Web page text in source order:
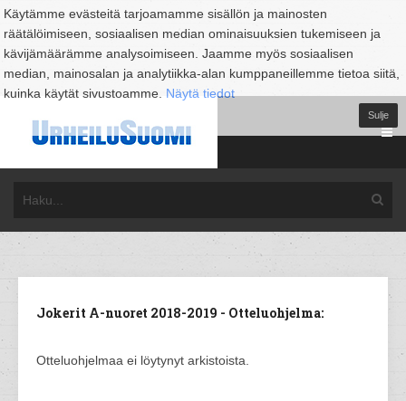
Käytämme evästeitä tarjoamamme sisällön ja mainosten
räätälöimiseen, sosiaalisen median ominaisuuksien tukemiseen ja
kävijämäärämme analysoimiseen. Jaamme myös sosiaalisen
median, mainosalan ja analytiikka-alan kumppaneillemme tietoa siitä,
kuinka käytät sivustoamme. Näytä tiedot
Sulje
Jokerit A-nuoret 2018-2019 - Otteluohjelma:
Otteluohjelmaa ei löytynyt arkistoista.